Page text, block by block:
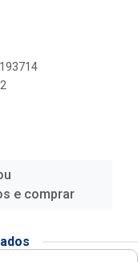
e comprar